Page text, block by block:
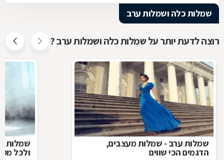
שמלות כלה ושמלות ערב
רוצה לדעת יותר על שמלות כלה ושמלות ערב ?
שמלות ערב - שמלות מעצבים,
הדגמים הכי שווים
שמלות
ולכל